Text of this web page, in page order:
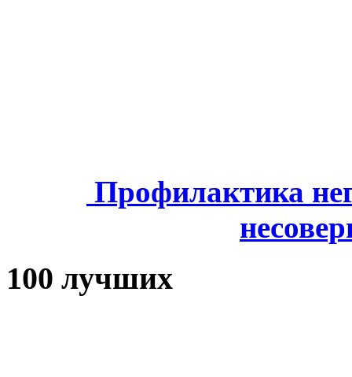
Профилактика
100 лучших